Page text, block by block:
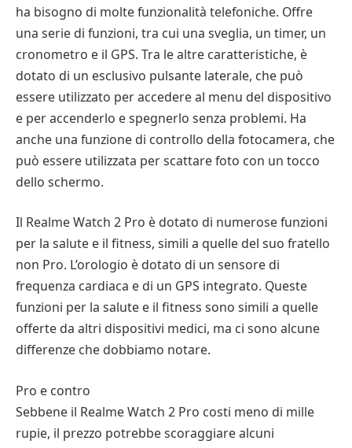
ha bisogno di molte funzionalità telefoniche. Offre
una serie di funzioni, tra cui una sveglia, un timer, un
cronometro e il GPS. Tra le altre caratteristiche, è
dotato di un esclusivo pulsante laterale, che può
essere utilizzato per accedere al menu del dispositivo
e per accenderlo e spegnerlo senza problemi. Ha
anche una funzione di controllo della fotocamera, che
può essere utilizzata per scattare foto con un tocco
dello schermo.
Il Realme Watch 2 Pro è dotato di numerose funzioni
per la salute e il fitness, simili a quelle del suo fratello
non Pro. L’orologio è dotato di un sensore di
frequenza cardiaca e di un GPS integrato. Queste
funzioni per la salute e il fitness sono simili a quelle
offerte da altri dispositivi medici, ma ci sono alcune
differenze che dobbiamo notare.
Pro e contro
Sebbene il Realme Watch 2 Pro costi meno di mille
rupie, il prezzo potrebbe scoraggiare alcuni